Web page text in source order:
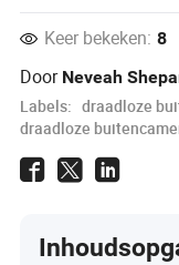
Keer bekeken: 8
Door Neveah
Labels: draadloze
draadloze